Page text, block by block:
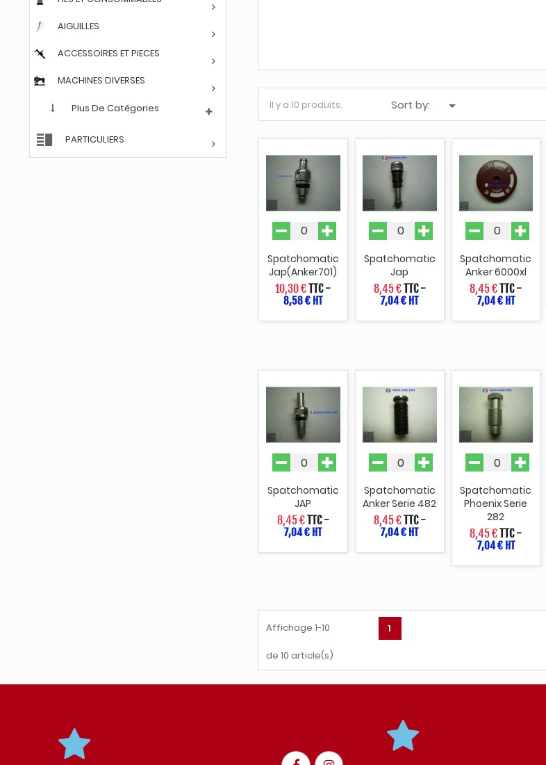
AIGUILLES
ACCESSOIRES ET PIECES
MACHINES DIVERSES
Plus De Catégories
PARTICULIERS
Il y a 10 produits. Sort by: 
Spatchomatic
Jap(anker701)
10,30 €TTC-
8,58 € HT
Spatchomatic
Jap
8,45 €TTC-
7,04 € HT
Spatchomatic
Anker 6000xl
8,45 €TTC-
7,04 € HT
Spatchomatic
JAP
8,45 €TTC-
7,04 € HT
Spatchomatic
Anker Serie 482
8,45 €TTC-
7,04 € HT
Spatchomatic
Phoenix Serie
282
8,45 €TTC-
7,04 € HT
Affichage 1-10
de 10 article(s)
1